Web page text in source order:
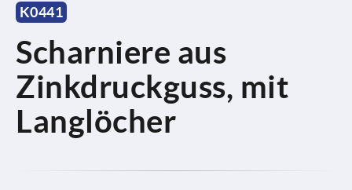
K0441
Scharniere aus
Zinkdruckguss, mit
Langlöcher